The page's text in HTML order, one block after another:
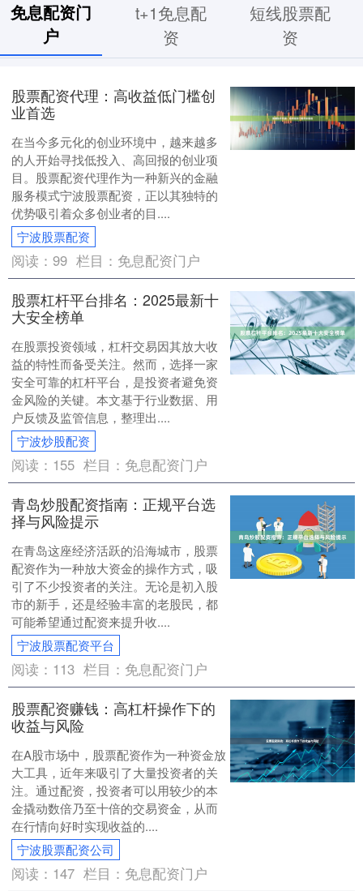
免息配资门
户
t+1免息配
资
短线股票配
资
股票配资代理：高收益低门槛创
业首选
在当今多元化的创业环境中，越来越多
的人开始寻找低投入、高回报的创业项
目。股票配资代理作为一种新兴的金融
服务模式宁波股票配资，正以其独特的
优势吸引着众多创业者的目....
宁波股票配资
阅读：99 栏目： 免息配资门户
股票杠杆平台排名：2025最新十
大安全榜单
在股票投资领域，杠杆交易因其放大收
益的特性而备受关注。然而，选择一家
安全可靠的杠杆平台，是投资者避免资
金风险的关键。本文基于行业数据、用
户反馈及监管信息，整理出....
宁波炒股配资
阅读： 155 栏目： 免息配资门户
青岛炒股配资指南：正规平台选
择与风险提示
在青岛这座经济活跃的沿海城市，股票
配资作为一种放大资金的操作方式，吸
引了不少投资者的关注。无论是初入股
市的新手，还是经验丰富的老股民，都
可能希望通过配资来提升收....
宁波股票配资平台
阅读： 113 栏目： 免息配资门户
股票配资赚钱：高杠杆操作下的
收益与风险
在A股市场中，股票配资作为一种资金放
大工具，近年来吸引了大量投资者的关
注。通过配资，投资者可以用较少的本
金撬动数倍乃至十倍的交易资金，从而
在行情向好时实现收益的....
宁波股票配资公司
阅读： 147 栏目： 免息配资门户